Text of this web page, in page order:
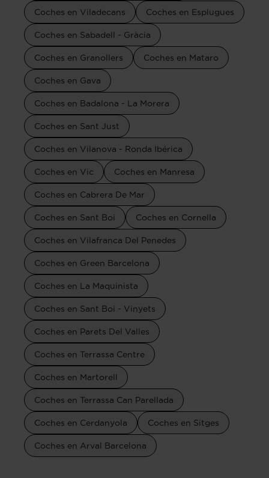
Coches en Viladecans Coches en Esplugues
Coches en Sabadell - Gràcia
Coches en Granollers Coches en Mataro
Coches en Gava
Coches en Badalona - La Morera
Coches en Sant Just
Coches en Vilanova - Ronda Ibérica
Coches en Vic Coches en Manresa
Coches en Cabrera De Mar
Coches en Sant Boi Coches en Cornella
Coches en Vilafranca Del Penedes
Coches en Green Barcelona
Coches en La Maquinista
Coches en Sant Boi - Vinyets
Coches en Parets Del Valles
Coches en Terrassa Centre
Coches en Martorell
Coches en Terrassa Can Parellada
Coches en Cerdanyola Coches en Sitges
Coches en Arval Barcelona